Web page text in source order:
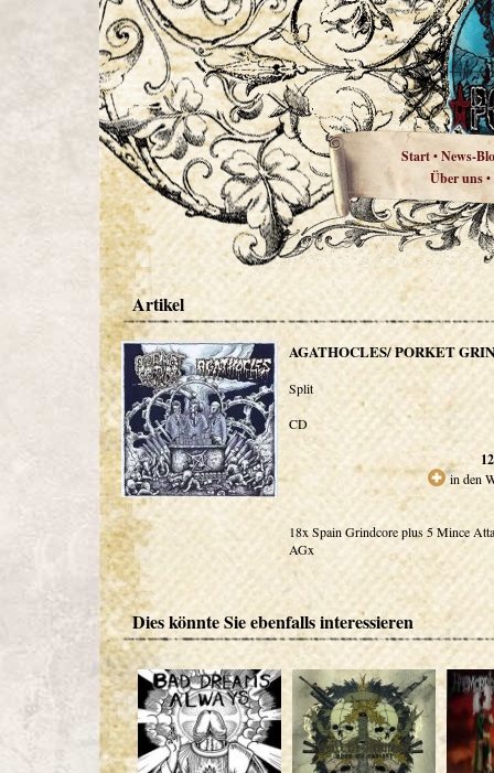
Start•News-
Über uns•
Artikel
AGATHOCLES/ PORKET
Split
CD
in den
18x Spain Grindcore plus 5 Mince
AGx
Dies könnte Sie ebenfalls interessieren